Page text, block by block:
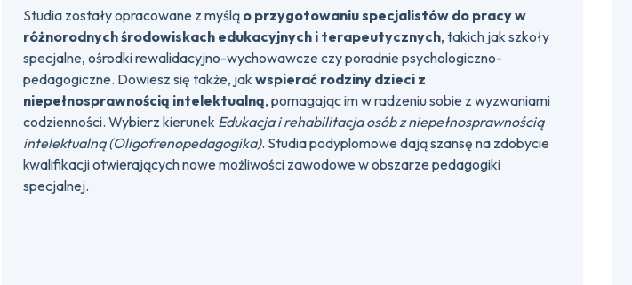
Studia zostały opracowane z myślą o przygotowaniu specjalistów do pracy w
różnorodnych środowiskach edukacyjnych i terapeutycznych, takich jak szkoły
specjalne, ośrodki rewalidacyjno-wychowawcze czy poradnie psychologiczno-
pedagogiczne. Dowiesz się także, jak wspierać rodziny dzieci z
niepełnosprawnością intelektualną, pomagając im w radzeniu sobie z wyzwaniami
codzienności. Wybierz kierunek Edukacja i rehabilitacja osób z niepełnosprawnością
intelektualną (Oligofrenopedagogika). Studia podyplomowe dają szansę na zdobycie
kwalifikacji otwierających nowe możliwości zawodowe w obszarze pedagogiki
specjalnej.